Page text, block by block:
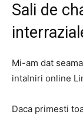
Sali de
Mi-am dat
intalniri online
Daca primesti